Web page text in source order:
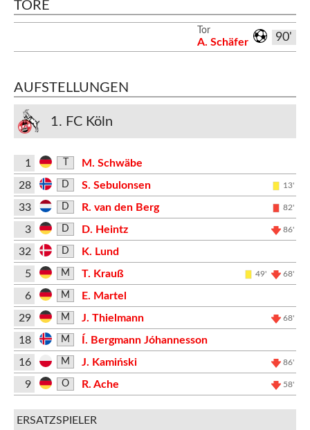
TORE
90'
Tor
A. Schäfer
AUFSTELLUNGEN
1. FC Köln
1
M. Schwäbe
28
D S. Sebulonsen 13'
33 D R. van den Berg 82'
3 D D. Heintz 86'
32 D
K. Lund
5
M T. Krauß 49' 68'
6 M
E. Martel
29
M J. Thielmann 68'
18 M
Í. Bergmann Jóhannesson
16
M J. Kamiński 86'
9 O R. Ache 58'
ERSATZSPIELER